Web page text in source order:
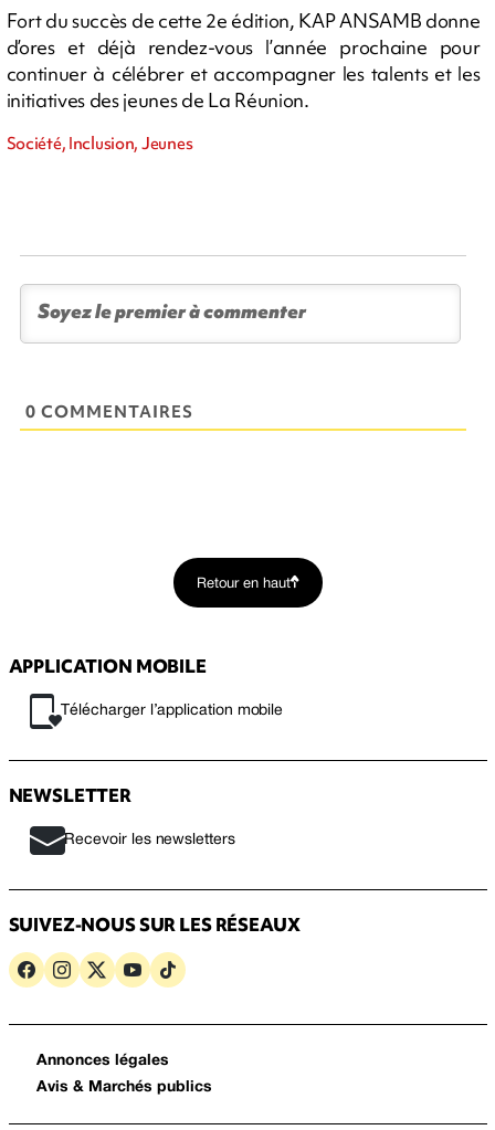
Fort du succès de cette 2e édition, KAP ANSAMB donne
d’ores et déjà rendez-vous l’année prochaine pour
continuer à célébrer et accompagner les talents et les
initiatives des jeunes de La Réunion.
Société, Inclusion, Jeunes
0 COMMENTAIRES
Retour en haut
APPLICATION MOBILE
Télécharger l’application mobile
NEWSLETTER
Recevoir les newsletters
SUIVEZ-NOUS SUR LES RÉSEAUX
Annonces légales
Avis & Marchés publics